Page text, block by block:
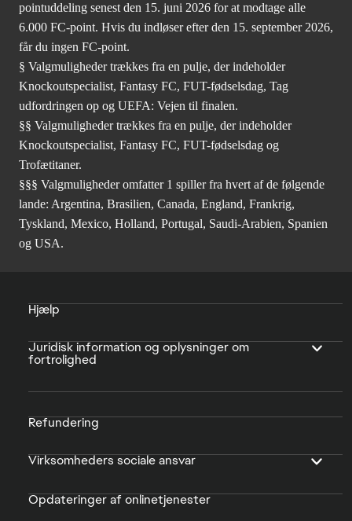
pointuddeling senest den 15. juni 2026 for at modtage alle
6.000 FC-point. Hvis du indløser efter den 15. september 2026,
får du ingen FC-point.
§ Valgmuligheder trækkes fra en pulje, der indeholder
Knockoutspecialist, Fantasy FC, FUT-fødselsdag, Tag
udfordringen op og UEFA: Vejen til finalen.
§§ Valgmuligheder trækkes fra en pulje, der indeholder
Knockoutspecialist, Fantasy FC, FUT-fødselsdag og
Trofætitaner.
§§§ Valgmuligheder omfatter 1 spiller fra hvert af de følgende
lande: Argentina, Brasilien, Canada, England, Frankrig,
Tyskland, Mexico, Holland, Portugal, Saudi-Arabien, Spanien
og USA.
Hjælp
Juridisk information og oplysninger om
fortrolighed
Refundering
Virksomheders sociale ansvar
Opdateringer af onlinetjenester